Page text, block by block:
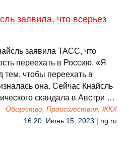
заявила, что всерьез
заявила ТАСС, что
переехать в Россию. «Я
чтобы переехать в
она. Сейчас Кнайсль
скандала в Австри …
Общество, Происшествия, ЖКХ
16:20, Июнь 15, 2023 | ng.ru